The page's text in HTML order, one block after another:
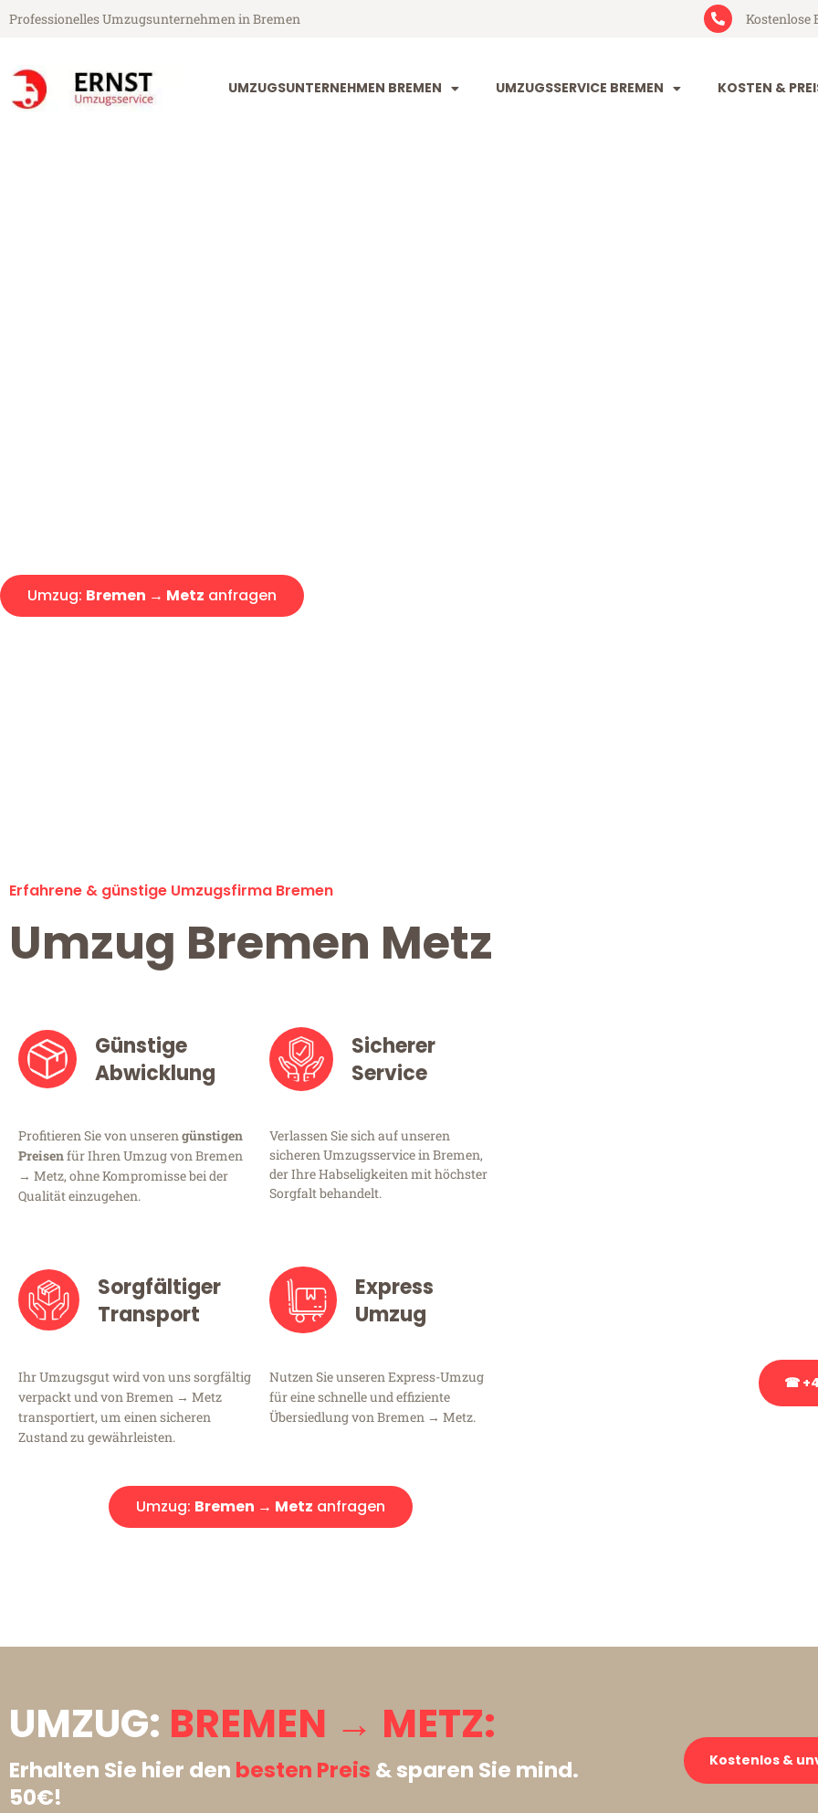
Professionelles Umzugsunternehmen in Bremen Kostenlose
UMZUGSUNTERNEHMEN BREMEN UMZUGSSERVICE BREMEN KOSTEN &
Umzug: Bremen → Metz anfragen
Erfahrene & günstige Umzugsfirma Bremen
Umzug Bremen Metz
Günstige
Abwicklung
Profitieren Sie von unserengünstigen
Preisenfür Ihren Umzug von Bremen
→ Metz, ohne Kompromisse bei der
Qualität einzugehen.
Sicherer
Service
Verlassen Sie sich auf unseren
sicheren Umzugsservice in Bremen,
der Ihre Habseligkeiten mit höchster
Sorgfalt behandelt.
Sorgfältiger
Transport
Ihr Umzugsgut wird von uns sorgfältig
verpackt und von Bremen → Metz
transportiert, um einen sicheren
Zustand zu gewährleisten.
Express
Umzug
Nutzen Sie unseren Express-Umzug
für eine schnelle und effiziente
Übersiedlung von Bremen → Metz.
Umzug: Bremen → Metz anfragen
☎
UMZUG: BREMEN → METZ:
Erhalten Sie hier den besten Preis & sparen Sie mind.
50€!
Kostenlos &